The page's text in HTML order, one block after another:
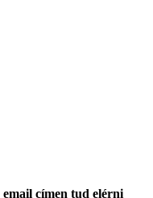
email címen tud elérni